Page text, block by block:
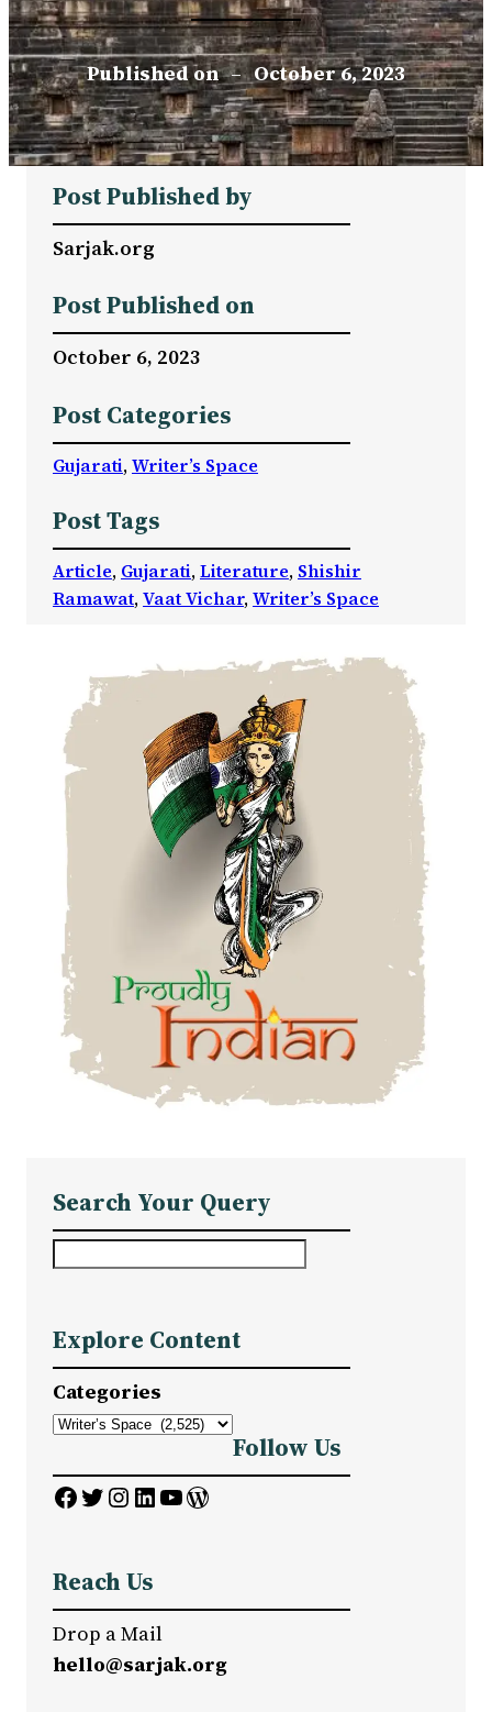
Published on – October 6, 2023
Post Published by
Sarjak.org
Post Published on
October 6, 2023
Post Categories
Gujarati, Writer’s Space
Post Tags
Article, Gujarati, Literature, Shishir
Ramawat, Vaat Vichar, Writer’s Space
Search Your Query
r
c
h
Explore Content
Categories
Follow Us
Facebook Twitter InstagramLinkedIn YouTube WordPress
Reach Us
Drop a Mail
hello@sarjak.org